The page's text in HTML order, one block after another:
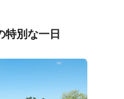
特別な一日